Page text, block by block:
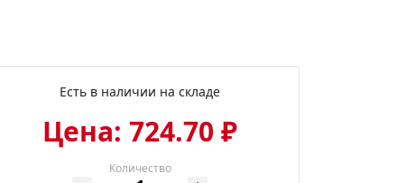
Есть в наличии на складе
Цена: 724.70 ₽
Количество